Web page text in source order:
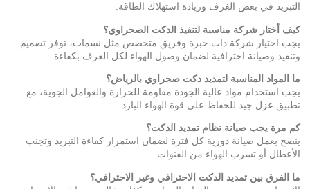
التبريد في بعض الغرف وزيادة استهلاك الطاقة.
كيف أختار شركة مناسبة لتنفيذ الدكت الصحراوي؟
يجب اختيار شركة ذات خبرة وفريق متخصص مثل نسمات، توفر تصميم
وتنفيذ وصيانة احترافية لضمان وصول الهواء لكل الغرف بكفاءة.
ما المواد المناسبة لتمديد دكت صحراوي بالرياض؟
يجب استخدام مواد عالية الجودة مقاومة للحرارة والعوامل الجوية، مع
تطبيق عزل جيد للحفاظ على قوة الهواء البارد.
كم مرة يجب صيانة نظام تمديد الدكت؟
ينصح بعمل صيانة دورية كل فترة لضمان استمرار كفاءة التبريد وتجنب
الأعطال أو تسرب الهواء من القنوات.
ما الفرق بين تمديد الدكت الاحترافي وغير الاحترافي؟